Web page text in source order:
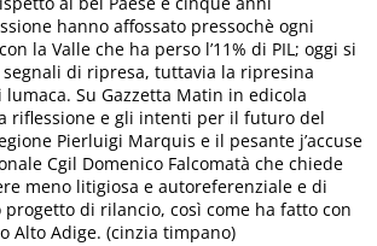
hanno affossato pressochè ogni
la Valle che ha perso l’11% di PIL; oggi si
di ripresa, tuttavia la ripresina
lumaca. Su Gazzetta Matin in edicola
riflessione e gli intenti per il futuro del
Pierluigi Marquis e il pesante j’accuse
Cgil Domenico Falcomatà che chiede
meno litigiosa e autoreferenziale e di
di rilancio, così come ha fatto con
Alto Adige. (cinzia timpano)